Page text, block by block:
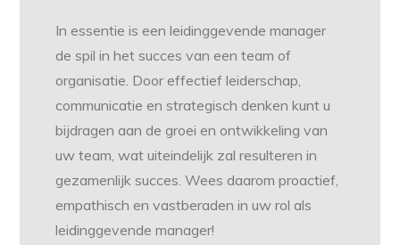
In essentie is een leidinggevende manager
de spil in het succes van een team of
organisatie. Door effectief leiderschap,
communicatie en strategisch denken kunt u
bijdragen aan de groei en ontwikkeling van
uw team, wat uiteindelijk zal resulteren in
gezamenlijk succes. Wees daarom proactief,
empathisch en vastberaden in uw rol als
leidinggevende manager!